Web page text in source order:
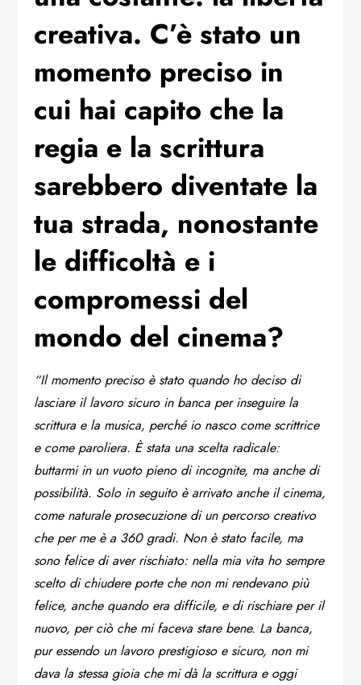
creativa. C’è stato un
momento preciso in
cui hai capito che la
regia e la scrittura
sarebbero diventate la
tua strada, nonostante
le difficoltà e i
compromessi del
mondo del cinema?
“Il momento preciso è stato quando ho deciso di
lasciare il lavoro sicuro in banca per inseguire la
scrittura e la musica, perché io nasco come scrittrice
e come paroliera. È stata una scelta radicale:
buttarmi in un vuoto pieno di incognite, ma anche di
possibilità. Solo in seguito è arrivato anche il cinema,
come naturale prosecuzione di un percorso creativo
che per me è a 360 gradi. Non è stato facile, ma
sono felice di aver rischiato: nella mia vita ho sempre
scelto di chiudere porte che non mi rendevano più
felice, anche quando era difficile, e di rischiare per il
nuovo, per ciò che mi faceva stare bene. La banca,
pur essendo un lavoro prestigioso e sicuro, non mi
dava la stessa gioia che mi dà la scrittura e oggi